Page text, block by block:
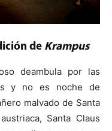
de Krampus
deambula por las
y no es noche de
malvado de Santa
Santa Claus